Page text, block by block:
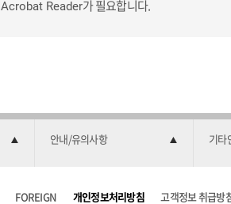
Acrobat Reader가 필요합니다.
안내/유의사항 기타
FOREIGN 개인정보처리방침 고객정보 취급방